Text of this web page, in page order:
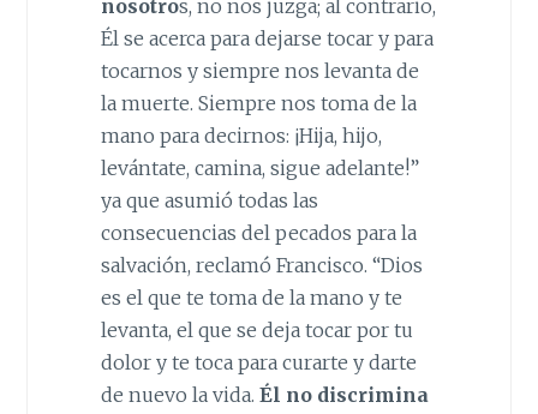
nosotros, no nos juzga; al contrario,
Él se acerca para dejarse tocar y para
tocarnos y siempre nos levanta de
la muerte. Siempre nos toma de la
mano para decirnos: ¡Hija, hijo,
levántate, camina, sigue adelante!”
ya que asumió todas las
consecuencias del pecados para la
salvación, reclamó Francisco. “Dios
es el que te toma de la mano y te
levanta, el que se deja tocar por tu
dolor y te toca para curarte y darte
de nuevo la vida. Él no discrimina